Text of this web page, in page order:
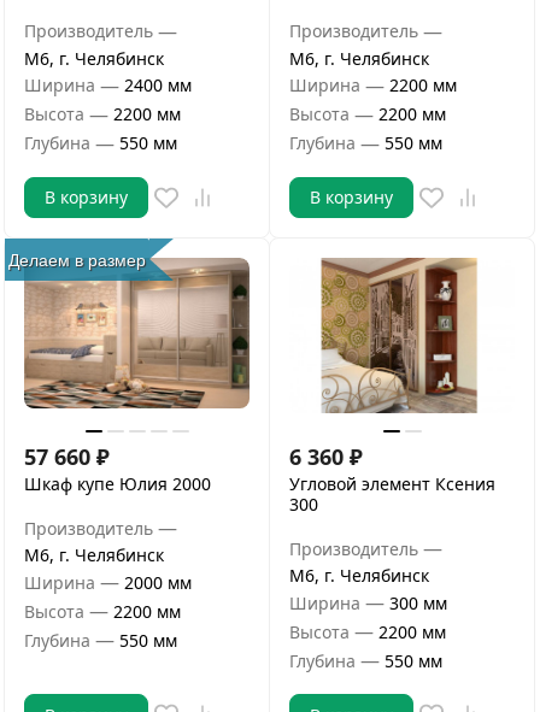
Производитель —
М6, г. Челябинск
Ширина — 2400 мм
Высота — 2200 мм
Глубина — 550 мм
В корзину
Производитель —
М6, г. Челябинск
Ширина — 2200 мм
Высота — 2200 мм
Глубина — 550 мм
В корзину
Делаем в размер
57 660 ₽
Шкаф купе Юлия 2000
Производитель —
М6, г. Челябинск
Ширина — 2000 мм
Высота — 2200 мм
Глубина — 550 мм
6 360 ₽
Угловой элемент Ксения
300
Производитель —
М6, г. Челябинск
Ширина — 300 мм
Высота — 2200 мм
Глубина — 550 мм